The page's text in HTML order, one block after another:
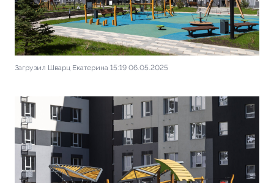
Загрузил Шварц Екатерина 15:19 06.05.2025